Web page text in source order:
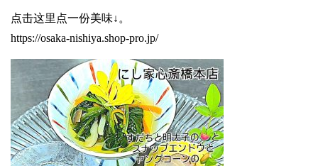
点击这里点一份美味↓。
https://osaka-nishiya.shop-pro.jp/